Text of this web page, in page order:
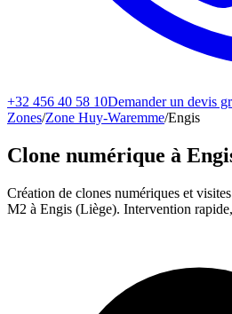
+32 456 40 58 10Demander un devis
Zones/Zone Huy-Waremme/Engis
Clone numérique à
Création de clones numériques et
M2 à Engis (Liège). Intervention